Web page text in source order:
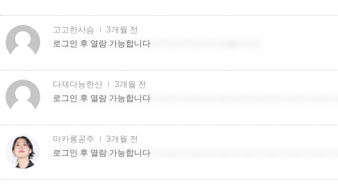
고고한사슴
3개월 전
더치트더치트더치트더치트더치트더치트더치트�더치트
로그인 후 열람 가능합니다
다재다능한산
3개월 전
더치트더치트더치트더치트더치트더치트더치트더치트더치트더치트더치트
로그인 후 열람 가능합니다
마카롱공주
3개월 전
더치트더치트더치트더치트더치트더치트더치트더치트더치트더치트더치트
로그인 후 열람 가능합니다